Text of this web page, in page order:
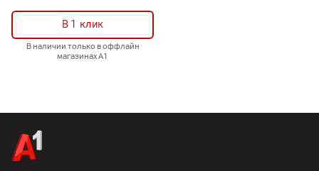
В 1 клик
В наличии только в оффлайн
магазинах А1